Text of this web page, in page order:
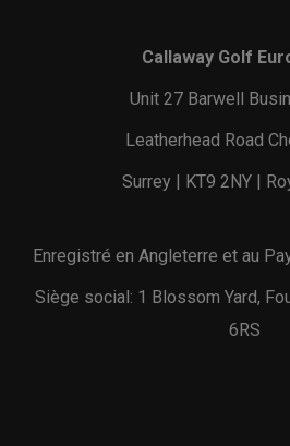
Callaway Golf
Unit 27 Barwell
Leatherhead Road
Surrey | KT9 2NY |
Enregistré en Angleterre et au
Siège social: 1 Blossom Yard,
6RS